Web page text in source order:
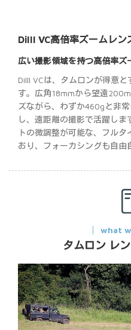
DiIII VC高倍率ズームレン
広い撮影領域を持つ高倍率ズ
DiIII VCは、タムロンが得意
す。広角18mmから望遠
ズながら、わずか460gと非
し、遠距離の撮影で活躍し
トの微調整が可能な、フル
おり、フォーカシングも自由
what
タムロン レ